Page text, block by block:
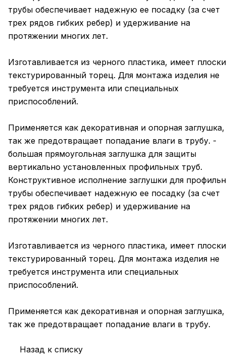
трубы обеспечивает надежную ее посадку (за счет
трех рядов гибких ребер) и удерживание на
протяжении многих лет.
Изготавливается из черного пластика, имеет
текстурированный торец. Для монтажа изделия не
требуется инструмента или специальных
приспособлений.
Применяется как декоративная и опорная
так же предотвращает попадание влаги в трубу. -
большая прямоугольная заглушка для защиты
вертикально установленных профильных труб.
Конструктивное исполнение заглушки для
трубы обеспечивает надежную ее посадку (за счет
трех рядов гибких ребер) и удерживание на
протяжении многих лет.
Изготавливается из черного пластика, имеет
текстурированный торец. Для монтажа изделия не
требуется инструмента или специальных
приспособлений.
Применяется как декоративная и опорная
так же предотвращает попадание влаги в трубу.
Назад к списку